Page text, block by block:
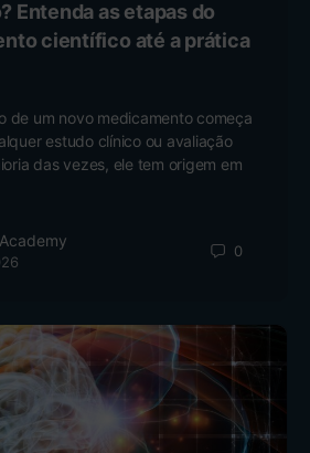
Entenda as etapas do
científico até a prática
de um novo medicamento começa
estudo clínico ou avaliação
das vezes, ele tem origem em
0